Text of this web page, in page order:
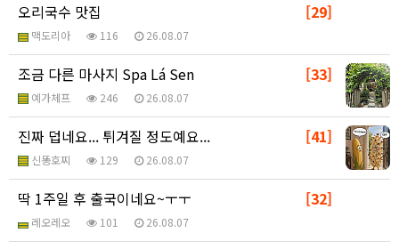
[29]
오리국수 맛집
맥도리아 116 26.08.07
[33]
조금 다른 마사지 Spa Lá Sen
예가체프 246 26.08.07
[41]
진짜 덥네요... 튀겨질 정도예요...
신똥호찌 129 26.08.07
[32]
딱 1주일 후 출국이네요~ㅜㅜ
레오레오 101 26.08.07